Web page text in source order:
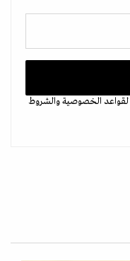
لقواعد الخصوصيةوالشروط